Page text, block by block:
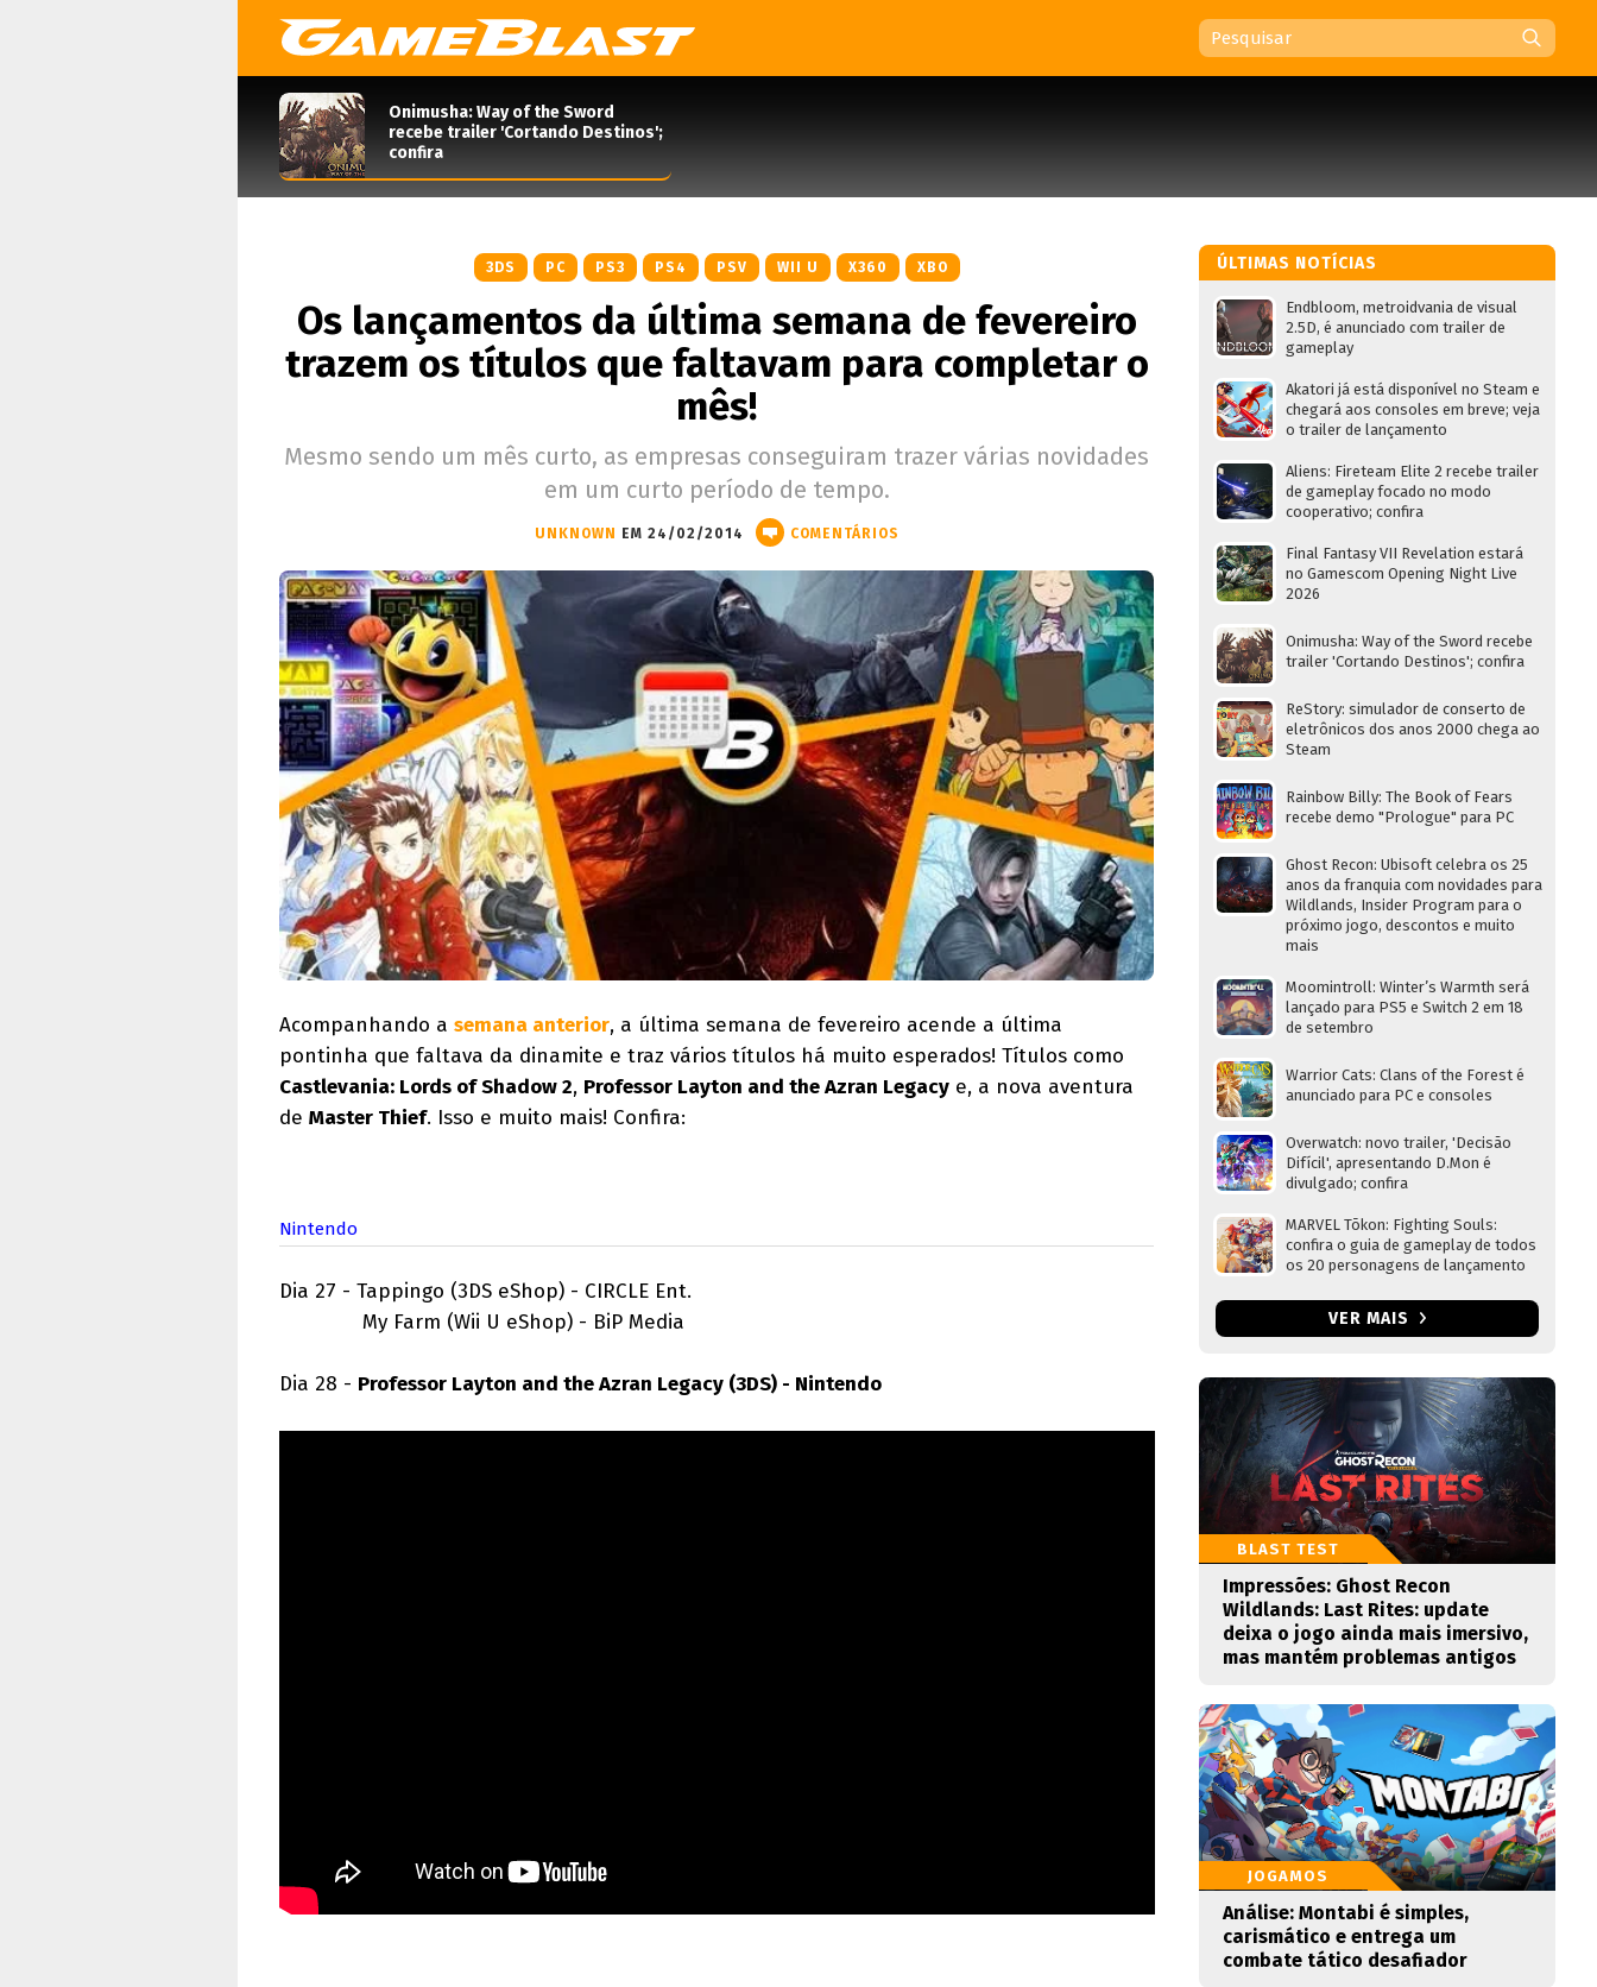
Onimusha: Way of the Sword
recebe trailer 'Cortando Destinos';
confira
3DS PC PS3 PS4 PSV WII U X360 XBO
Os lançamentos da última semana de fevereiro
trazem os títulos que faltavam para completar o
mês!
Mesmo sendo um mês curto, as empresas conseguiram trazer várias novidades
em um curto período de tempo.
UNKNOWN EM 24/02/2014 COMENTÁRIOS
Acompanhando a semana anterior, a última semana de fevereiro acende a última
pontinha que faltava da dinamite e traz vários títulos há muito esperados! Títulos como
Castlevania: Lords of Shadow 2, Professor Layton and the Azran Legacy e, a nova aventura
de Master Thief. Isso e muito mais! Confira:
Nintendo
Dia 27 - Tappingo (3DS eShop) - CIRCLE Ent.
My Farm (Wii U eShop) - BiP Media
Dia 28 - Professor Layton and the Azran Legacy (3DS) - Nintendo
ÚLTIMAS NOTÍCIAS
Endbloom, metroidvania de visual
2.5D, é anunciado com trailer de
gameplay
Akatori já está disponível no Steam e
chegará aos consoles em breve; veja
o trailer de lançamento
Aliens: Fireteam Elite 2 recebe trailer
de gameplay focado no modo
cooperativo; confira
Final Fantasy VII Revelation estará
no Gamescom Opening Night Live
2026
Onimusha: Way of the Sword recebe
trailer 'Cortando Destinos'; confira
ReStory: simulador de conserto de
eletrônicos dos anos 2000 chega ao
Steam
Rainbow Billy: The Book of Fears
recebe demo "Prologue" para PC
Ghost Recon: Ubisoft celebra os 25
anos da franquia com novidades para
Wildlands, Insider Program para o
próximo jogo, descontos e muito
mais
Moomintroll: Winter’s Warmth será
lançado para PS5 e Switch 2 em 18
de setembro
Warrior Cats: Clans of the Forest é
anunciado para PC e consoles
Overwatch: novo trailer, 'Decisão
Difícil', apresentando D.Mon é
divulgado; confira
MARVEL Tōkon: Fighting Souls:
confira o guia de gameplay de todos
os 20 personagens de lançamento
VER MAIS
BLAST TEST
Impressões: Ghost Recon
Wildlands: Last Rites: update
deixa o jogo ainda mais imersivo,
mas mantém problemas antigos
JOGAMOS
Análise: Montabi é simples,
carismático e entrega um
combate tático desafiador